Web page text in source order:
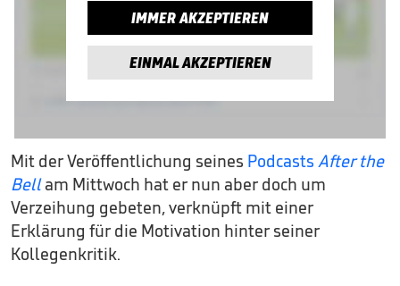
IMMER AKZEPTIEREN
EINMAL AKZEPTIEREN
Mit der Veröffentlichung seines Podcasts After the
Bellam Mittwoch hat er nun aber doch um
Verzeihung gebeten, verknüpft mit einer
Erklärung für die Motivation hinter seiner
Kollegenkritik.